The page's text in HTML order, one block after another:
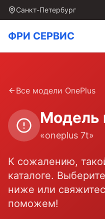
Санкт-Петербург
ФРИ СЕРВИС
Все модели OnePlus
Модель
«oneplus 7t»
К сожалению,
каталоге.
ниже или
поможем!